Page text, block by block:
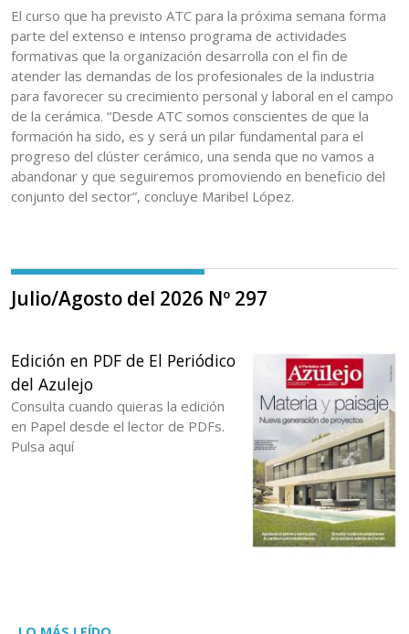
El curso que ha previsto ATC para la próxima semana forma
parte del extenso e intenso programa de actividades
formativas que la organización desarrolla con el fin de
atender las demandas de los profesionales de la industria
para favorecer su crecimiento personal y laboral en el campo
de la cerámica. “Desde ATC somos conscientes de que la
formación ha sido, es y será un pilar fundamental para el
progreso del clúster cerámico, una senda que no vamos a
abandonar y que seguiremos promoviendo en beneficio del
conjunto del sector”, concluye Maribel López.
Julio/Agosto del 2026 Nº 297
Edición en PDF de El Periódico
del Azulejo
Consulta cuando quieras la edición
en Papel desde el lector de PDFs.
Pulsa aquí